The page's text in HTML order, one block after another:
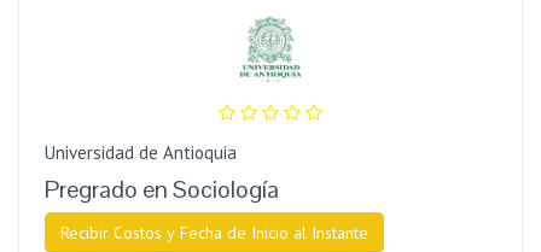
Universidad de Antioquia
Pregrado en Sociología
Recibir Costos y Fecha de Inicio al Instante